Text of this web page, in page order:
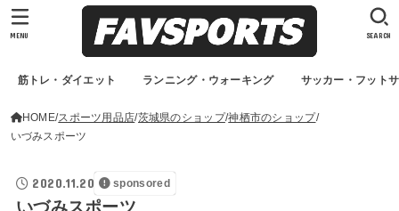
筋トレ・ダイエット ランニング・ウォーキング サッカー・フット
SEARCH
MENU
HOME スポーツ用品店 茨城県のショップ 神栖市のショップ
いづみスポーツ
2020.11.20 sponsored